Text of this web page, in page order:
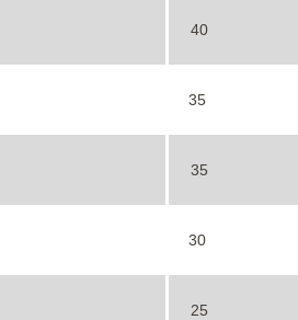
40
35
35
30
25